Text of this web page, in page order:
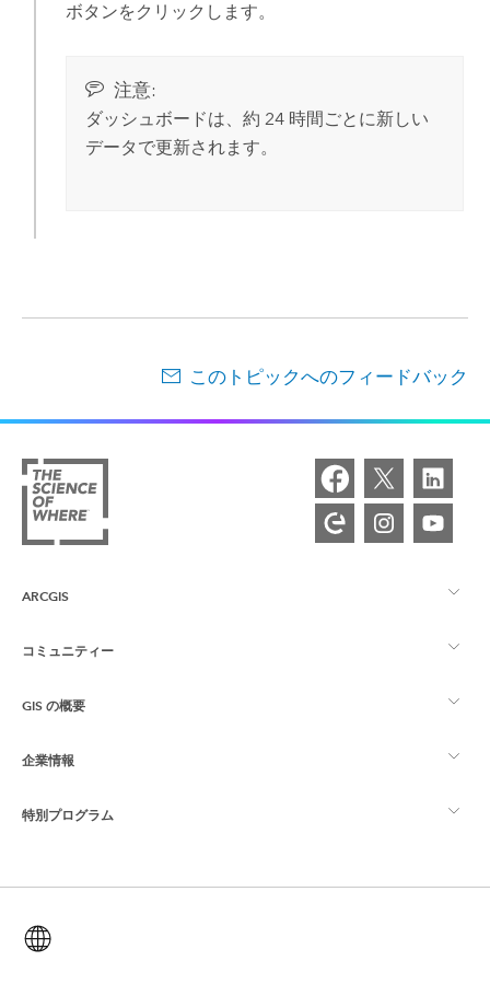
ボタンをクリックします。
注意:
ダッシュボードは、約 24 時間ごとに新しい
データで更新されます。
このトピックへのフィードバック
ARCGIS
ArcGIS の概要
マッピング
コミュニティー
Esri Community
ArcGIS ブログ
Esri Young Professionals Network
GIS の概要
GIS とは
ロケーション インテリジェンス
トレーニング
ArcUser
企業情報
Esri について
採用情報
特別プログラム
ArcGIS for Student Use